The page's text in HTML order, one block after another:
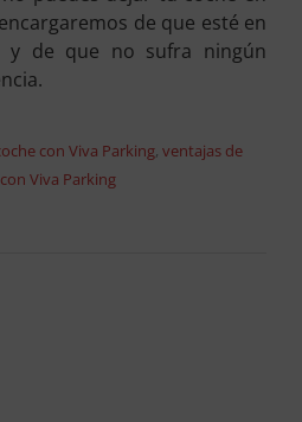
de que esté en
y de que no sufra ningún
con Viva Parking, ventajas de
Viva Parking